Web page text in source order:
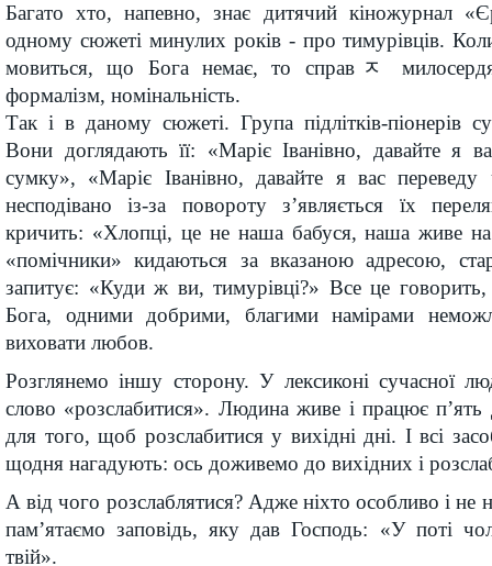
Багато хто, напевно, знає дитячий кіножурнал
одному сюжеті минулих років - про тимурівців. Коли
мовиться, що Бога немає, то справﾸ
формалізм, номінальність.
Так і в даному сюжеті. Група підлітків-піонерів
Вони доглядають її: «Маріє Іванівно, давайте я
сумку», «Маріє Іванівно, давайте я вас
несподівано із-за повороту з’являється їх
кричить: «Хлопці, це не наша бабуся, наша живе на
«помічники» кидаються за вказаною адресою,
запитує: «Куди ж ви, тимурівці?» Все це
Бога, одними добрими, благими намірами
виховати любов.
Розглянемо іншу сторону. У лексиконі сучасної
слово «розслабитися». Людина живе і працює п’ять
для того, щоб розслабитися у вихідні дні. І всі
щодня нагадують: ось доживемо до вихідних і
А від чого розслаблятися? Адже ніхто особливо і
пам’ятаємо заповідь, яку дав Господь: «У поті
твій».